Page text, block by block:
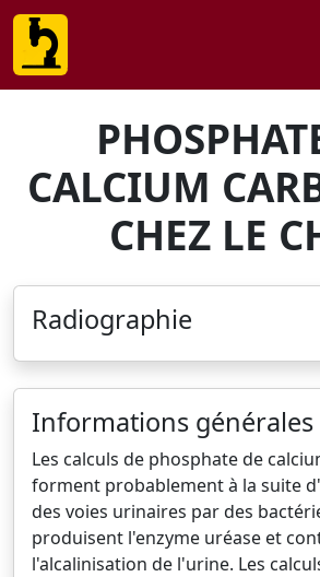
CALCIUM
CHEZ LE
Radiographie
Informations générales
Les calculs de phosphate de
forment probablement à la suite
des voies urinaires par des
produisent l'enzyme uréase et
l'alcalinisation de l'urine. Les